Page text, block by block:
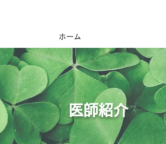
ホーム
医師紹介